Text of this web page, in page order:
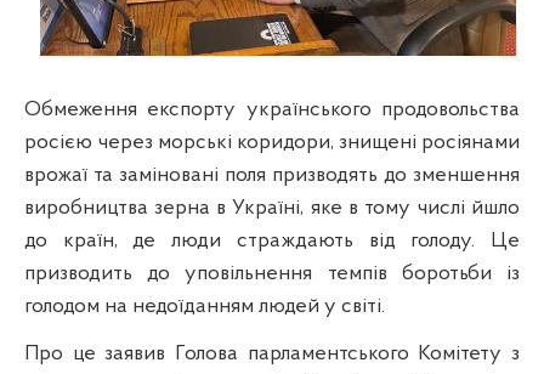
Обмеження експорту українського продовольства
росією через морські коридори, знищені росіянами
врожаї та заміновані поля призводять до зменшення
виробництва зерна в Україні, яке в тому числі йшло
до країн, де люди страждають від голоду. Це
призводить до уповільнення темпів боротьби із
голодом на недоїданням людей у світі.
Про це заявив Голова парламентського Комітету з